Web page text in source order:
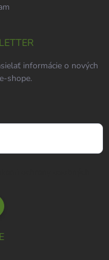
informácie o nových
shope.